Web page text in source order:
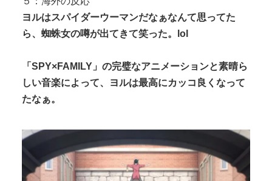
ヨルはスパイダーウーマンだなぁなんて思ってた
ら、蜘蛛女の噂が出てきて笑った。lol
「SPY×FAMILY」の完璧なアニメーションと素晴ら
しい音楽によって、ヨルは最高にカッコ良くなって
たなぁ。